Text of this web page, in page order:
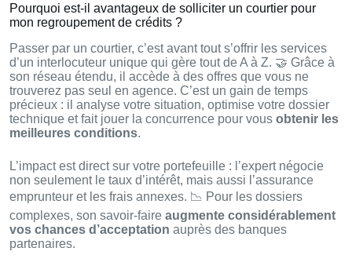
Pourquoi est-il avantageux de solliciter un courtier pour
mon regroupement de crédits ?
Passer par un courtier, c’est avant tout s’offrir les services
d’un interlocuteur unique qui gère tout de A à Z. 🤝 Grâce à
son réseau étendu, il accède à des offres que vous ne
trouverez pas seul en agence. C’est un gain de temps
précieux : il analyse votre situation, optimise votre dossier
technique et fait jouer la concurrence pour vous obtenir les
meilleures conditions.
L’impact est direct sur votre portefeuille : l’expert négocie
non seulement le taux d’intérêt, mais aussi l’assurance
emprunteur et les frais annexes. 📉 Pour les dossiers
complexes, son savoir-faire augmente considérablement
vos chances d’acceptation auprès des banques
partenaires.